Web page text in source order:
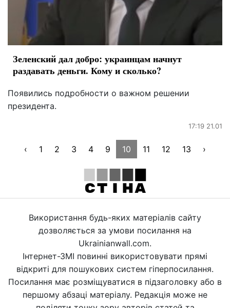
Зеленский дал добро: украинцам начнут
раздавать деньги. Кому и сколько?
Появились подробности о важном решении
президента.
17:19 21.01
‹ 1 2 3 4 9 10 11 12 13 ›
Використання будь-яких матеріалів сайту
дозволяється за умови посилання на
Ukrainianwall.com.
Інтернет-ЗМІ повинні використовувати прямі
відкриті для пошукових систем гіперпосилання.
Посилання має розміщуватися в підзаголовку або в
першому абзаці матеріалу. Редакція може не